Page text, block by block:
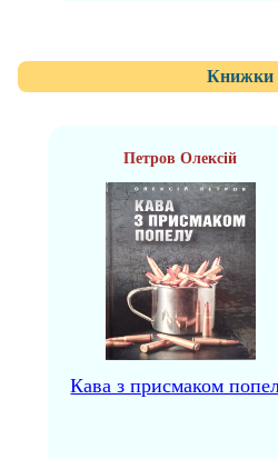
Книжки
Петров Олексій
Кава з присмаком